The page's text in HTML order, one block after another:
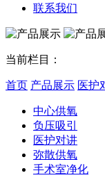
联系我们
当前栏目：
首页 产品展示 医护
中心供氧
负压吸引
医护对讲
弥散供氧
手术室净化